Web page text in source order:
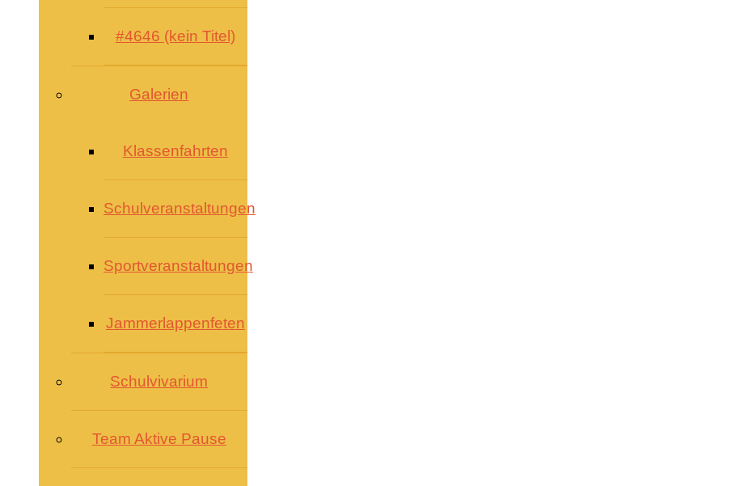
#4646 (kein Titel)
Galerien
Klassenfahrten
Schulveranstaltungen
Sportveranstaltungen
Jammerlappenfeten
Schulvivarium
Team Aktive Pause